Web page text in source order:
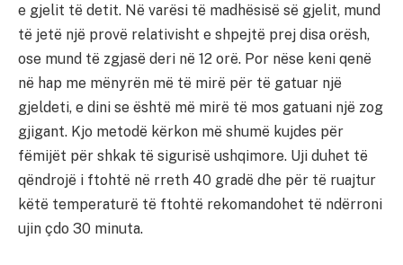
e gjelit të detit. Në varësi të madhësisë së gjelit, mund
të jetë një provë relativisht e shpejtë prej disa orësh,
ose mund të zgjasë deri në 12 orë. Por nëse keni qenë
në hap me mënyrën më të mirë për të gatuar një
gjeldeti, e dini se është më mirë të mos gatuani një zog
gjigant. Kjo metodë kërkon më shumë kujdes për
fëmijët për shkak të sigurisë ushqimore. Uji duhet të
qëndrojë i ftohtë në rreth 40 gradë dhe për të ruajtur
këtë temperaturë të ftohtë rekomandohet të ndërroni
ujin çdo 30 minuta.